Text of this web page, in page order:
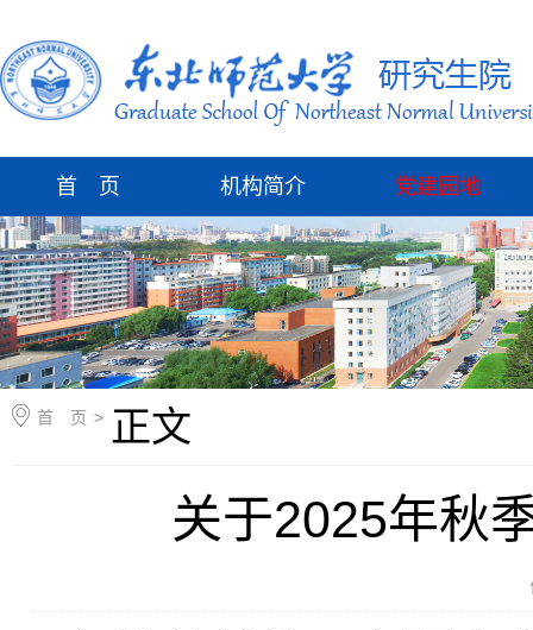
首 页 机构简介 党建园地
首 页 > 正文
关于2025年秋